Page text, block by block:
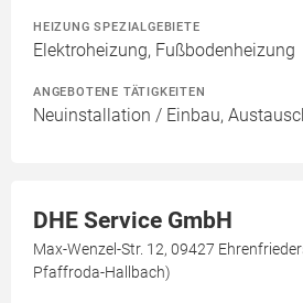
HEIZUNG SPEZIALGEBIETE
Elektroheizung, Fußbodenheizung
ANGEBOTENE TÄTIGKEITEN
Neuinstallation / Einbau,
DHE Service GmbH
Max-Wenzel-Str. 12, 09427
Pfaffroda-Hallbach)